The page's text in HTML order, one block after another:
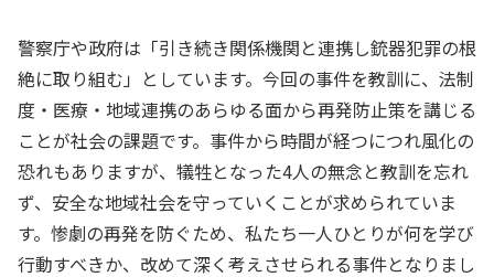
警察庁や政府は「引き続き関係機関と連携し銃器犯罪の根
絶に取り組む」としています。今回の事件を教訓に、法制
度・医療・地域連携のあらゆる面から再発防止策を講じる
ことが社会の課題です。事件から時間が経つにつれ風化の
恐れもありますが、犠牲となった4人の無念と教訓を忘れ
ず、安全な地域社会を守っていくことが求められていま
す。惨劇の再発を防ぐため、私たち一人ひとりが何を学び
行動すべきか、改めて深く考えさせられる事件となりまし